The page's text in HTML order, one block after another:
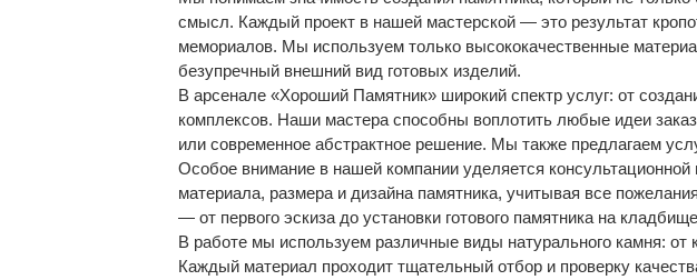
смысл. Каждый проект в нашей мастерской — это результат
мемориалов. Мы используем только высококачественные
безупречный внешний вид готовых изделий.
В арсенале «Хороший Памятник» широкий спектр услуг: от
комплексов. Наши мастера способны воплотить любые идеи
или современное абстрактное решение. Мы также предлагаем
Особое внимание в нашей компании уделяется
материала, размера и дизайна памятника, учитывая все
— от первого эскиза до установки готового памятника на
В работе мы используем различные виды натурального камня: от
Каждый материал проходит тщательный отбор и проверку